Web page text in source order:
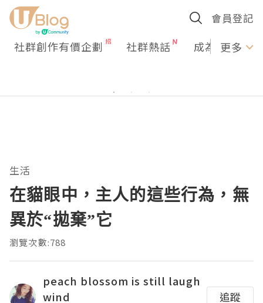
會員登記
社群創作有價企劃 社群熱話 成為U更多
生活
在貓眼中，主人的這些行為，無
異於“拋棄”它
瀏覽次數:788
peach blossom is still laugh
wind
追蹤